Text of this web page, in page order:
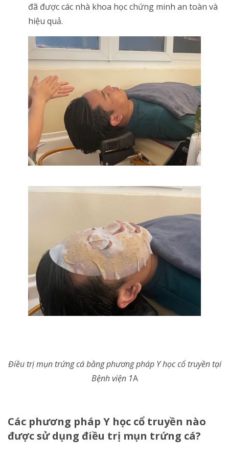
đã được các nhà khoa học chứng minh an toàn và
hiệu quả.
Điều trị mụn trứng cá bằng phương pháp Y học cổ truyền tại
Bệnh viện 1A
Các phương pháp Y học cổ truyền nào
được sử dụng điều trị mụn trứng cá?